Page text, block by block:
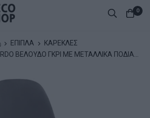
0
ΕΠΙΠΛΑ
ΚΑΡΕΚΛΕΣ
ΒΕΛΟΥΔΟ ΓΚΡΙ ΜΕ ΜΕΤΑΛΛΙΚΑ ΠΟΔΙΑ